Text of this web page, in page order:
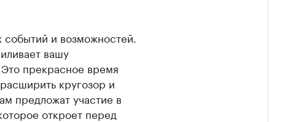
и возможностей.
вашу
прекрасное время
кругозор и
предложат участие в
откроет перед